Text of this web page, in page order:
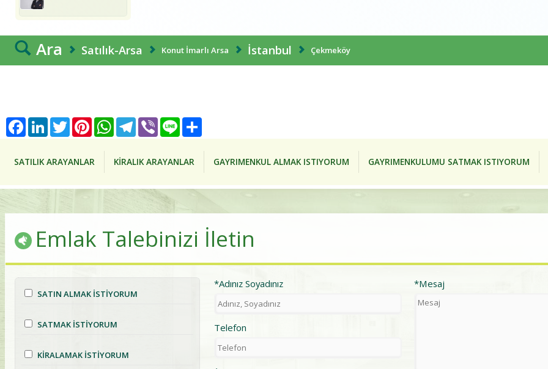
Ara Satılık-Arsa Konut İmarlı Arsa İstanbul Çekmeköy
SATILIK ARAYANLAR KİRALIK ARAYANLAR GAYRIMENKUL ALMAK ISTIYORUM GAYRIMENKULUMU SATMAK ISTIYORUM
Emlak Talebinizi İletin
SATIN ALMAK İSTİYORUM
SATMAK İSTİYORUM
KİRALAMAK İSTİYORUM
*Adınız Soyadınız
Telefon
*Mesaj
FacebookLinkedInTwitterPinterestWhatsAppTelegram
Viber Line Share